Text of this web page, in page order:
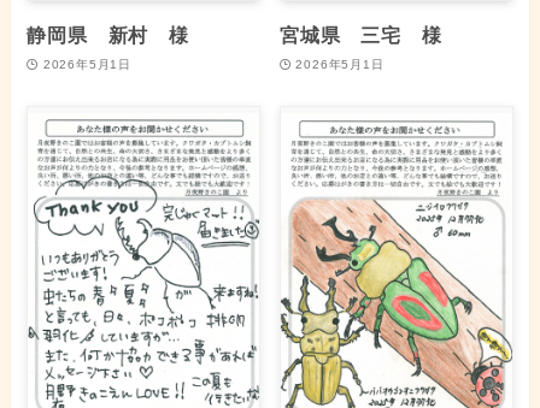
静岡県 新村 様
2026年5月1日
宮城県 三宅 様
2026年5月1日